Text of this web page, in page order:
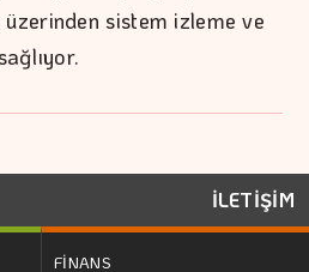
sistem izleme ve
İLETİŞİM
FİNANS